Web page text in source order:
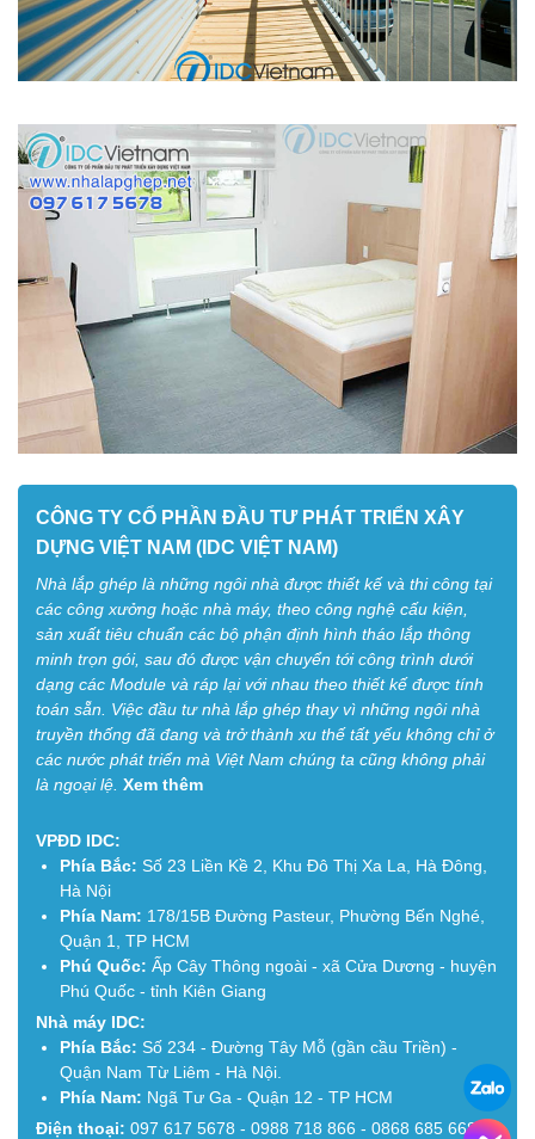
CÔNG TY CỔ PHẦN ĐẦU TƯ PHÁT TRIỂN XÂY
DỰNG VIỆT NAM (IDC VIỆT NAM)
Nhà lắp ghép là những ngôi nhà được thiết kế và thi công tại
các công xưởng hoặc nhà máy, theo công nghệ cấu kiện,
sản xuất tiêu chuẩn các bộ phận định hình tháo lắp thông
minh trọn gói, sau đó được vận chuyển tới công trình dưới
dạng các Module và ráp lại với nhau theo thiết kế được tính
toán sẵn. Việc đầu tư nhà lắp ghép thay vì những ngôi nhà
truyền thống đã đang và trở thành xu thế tất yếu không chỉ ở
các nước phát triển mà Việt Nam chúng ta cũng không phải
là ngoại lệ. Xem thêm
VPĐD IDC:
Phía Bắc: Số 23 Liền Kề 2, Khu Đô Thị Xa La, Hà Đông,
Hà Nội
Phía Nam: 178/15B Đường Pasteur, Phường Bến Nghé,
Quận 1, TP HCM
Phú Quốc: Ấp Cây Thông ngoài - xã Cửa Dương - huyện
Phú Quốc - tỉnh Kiên Giang
Nhà máy IDC:
Phía Bắc: Số 234 - Đường Tây Mỗ (gần cầu Triền) -
Quận Nam Từ Liêm - Hà Nội.
Phía Nam: Ngã Tư Ga - Quận 12 - TP HCM
Điện thoại: 097 617 5678 - 0988 718 866 - 0868 685 668